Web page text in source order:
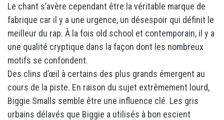
Le chant s’avère cependant être la véritable marque de
fabrique car il y a une urgence, un désespoir qui définit le
meilleur du rap. À la fois old school et contemporain, il y a
une qualité cryptique dans la façon dont les nombreux
motifs se confondent.
Des clins d’œil à certains des plus grands émergent au
cours de la piste. En raison du sujet extrêmement lourd,
Biggie Smalls semble être une influence clé. Les gris
urbains délavés que Biggie a utilisés à bon escient